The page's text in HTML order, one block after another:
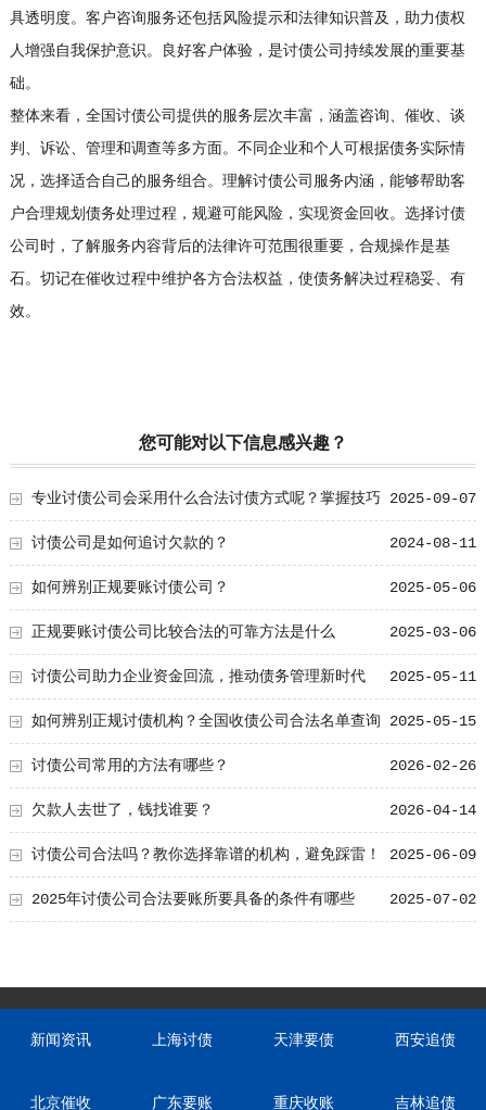
具透明度。客户咨询服务还包括风险提示和法律知识普及，助力债权
人增强自我保护意识。良好客户体验，是讨债公司持续发展的重要基
础。
整体来看，全国讨债公司提供的服务层次丰富，涵盖咨询、催收、谈
判、诉讼、管理和调查等多方面。不同企业和个人可根据债务实际情
况，选择适合自己的服务组合。理解讨债公司服务内涵，能够帮助客
户合理规划债务处理过程，规避可能风险，实现资金回收。选择讨债
公司时，了解服务内容背后的法律许可范围很重要，合规操作是基
石。切记在催收过程中维护各方合法权益，使债务解决过程稳妥、有
效。
您可能对以下信息感兴趣？
2025-09-07
专业讨债公司会采用什么合法讨债方式呢？掌握技巧
更安心 2024-08-11
讨债公司是如何追讨欠款的？
2025-05-06
如何辨别正规要账讨债公司？
2025-03-06
正规要账讨债公司比较合法的可靠方法是什么
2025-05-11
讨债公司助力企业资金回流，推动债务管理新时代
2025-05-15
如何辨别正规讨债机构？全国收债公司合法名单查询
方式 2026-02-26
讨债公司常用的方法有哪些？
2026-04-14
欠款人去世了，钱找谁要？
2025-06-09
讨债公司合法吗？教你选择靠谱的机构，避免踩雷！
2025-07-02
2025年讨债公司合法要账所要具备的条件有哪些
新闻资讯 上海讨债 天津要债 西安追债
北京催收 广东要账 重庆收账 吉林追债